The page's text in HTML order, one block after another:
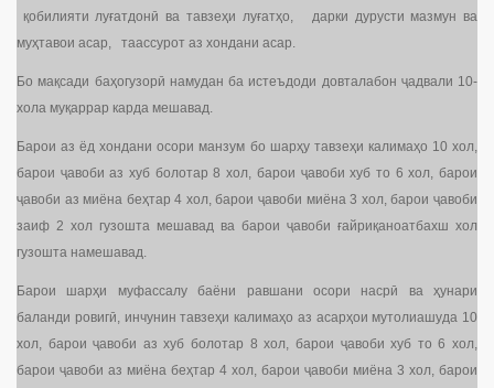
қобилияти луғатдонӣ ва тавзеҳи луғатҳо, дарки дурусти мазмун ва
муҳтавои асар, таассурот аз хондани асар.
Бо мақсади баҳогузорӣ намудан ба истеъдоди довталабон ҷадвали 10-
хола муқаррар карда мешавад.
Барои аз ёд хондани осори манзум бо шарҳу тавзеҳи калимаҳо 10 хол,
барои ҷавоби аз хуб болотар 8 хол, барои ҷавоби хуб то 6 хол, барои
ҷавоби аз миёна беҳтар 4 хол, барои ҷавоби миёна 3 хол, барои ҷавоби
заиф 2 хол гузошта мешавад ва барои ҷавоби ғайриқаноатбахш хол
гузошта намешавад.
Барои шарҳи муфассалу баёни равшани осори насрӣ ва ҳунари
баланди ровигӣ, инчунин тавзеҳи калимаҳо аз асарҳои мутолиашуда 10
хол, барои ҷавоби аз хуб болотар 8 хол, барои ҷавоби хуб то 6 хол,
барои ҷавоби аз миёна беҳтар 4 хол, барои ҷавоби миёна 3 хол, барои